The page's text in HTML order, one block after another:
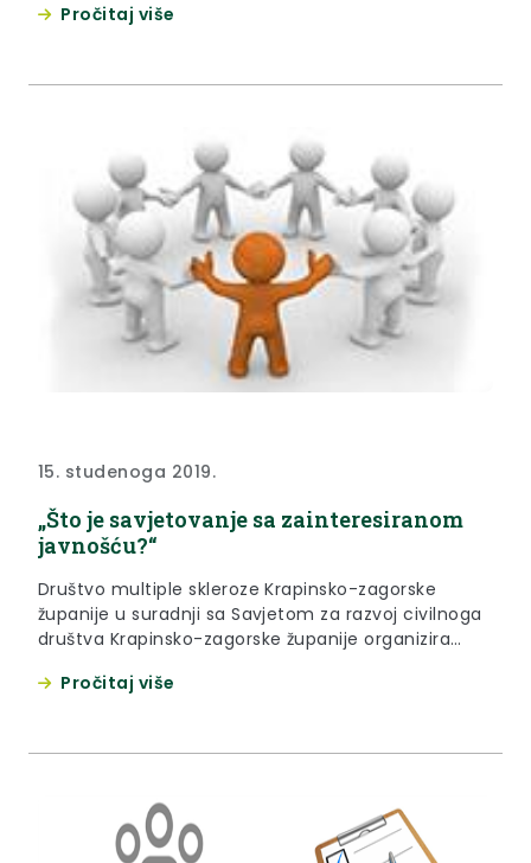
2023. godine otvoren je do 15. siječnja 2020. godine.
Pročitaj više
15. studenoga 2019.
„Što je savjetovanje sa zainteresiranom
javnošću?“
Društvo multiple skleroze Krapinsko-zagorske
županije u suradnji sa Savjetom za razvoj civilnoga
društva Krapinsko-zagorske županije organizira
javnošću?“ koja će se održati 21. studenoga 2019.
Pročitaj više